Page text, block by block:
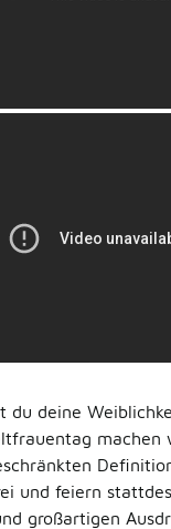
du deine
machen
und feiern
großartigen